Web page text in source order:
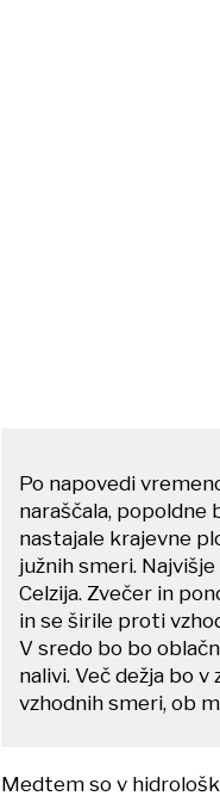
Po napovedi
naraščala,
nastajale krajevne
južnih smeri.
Celzija. Zvečer in
in se širile proti
V sredo bo bo
nalivi. Več dežja bo
vzhodnih smeri, ob
Medtem so v